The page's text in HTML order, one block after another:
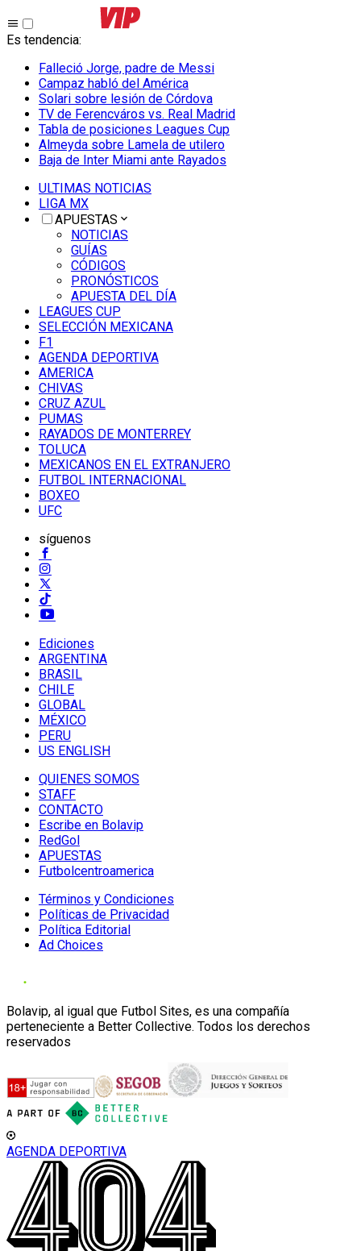
Es tendencia:
Falleció Jorge, padre de Messi
Campaz habló del América
Solari sobre lesión de Córdova
TV de Ferencváros vs. Real Madrid
Tabla de posiciones Leagues Cup
Almeyda sobre Lamela de utilero
Baja de Inter Miami ante Rayados
ULTIMAS NOTICIAS
LIGA MX
APUESTAS
NOTICIAS
GUÍAS
CÓDIGOS
PRONÓSTICOS
APUESTA DEL DÍA
LEAGUES CUP
SELECCIÓN MEXICANA
F1
AGENDA DEPORTIVA
AMERICA
CHIVAS
CRUZ AZUL
PUMAS
RAYADOS DE MONTERREY
TOLUCA
MEXICANOS EN EL EXTRANJERO
FUTBOL INTERNACIONAL
BOXEO
UFC
síguenos
Ediciones
ARGENTINA
BRASIL
CHILE
GLOBAL
MÉXICO
PERU
US ENGLISH
QUIENES SOMOS
STAFF
CONTACTO
Escribe en Bolavip
RedGol
APUESTAS
Futbolcentroamerica
Términos y Condiciones
Políticas de Privacidad
Política Editorial
Ad Choices
Bolavip, al igual que Futbol Sites, es una compañía
perteneciente a Better Collective. Todos los derechos
reservados
AGENDA DEPORTIVA